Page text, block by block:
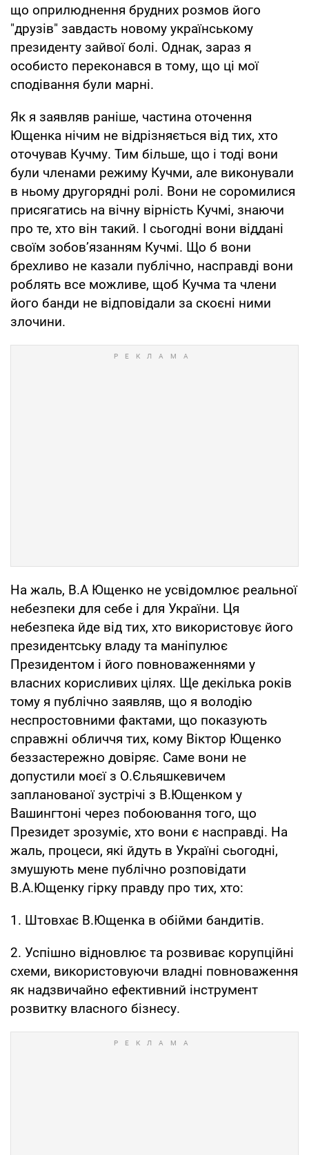
що оприлюднення брудних розмов його
"друзів" завдасть новому українському
президенту зайвої болі. Однак, зараз я
особисто переконався в тому, що ці мої
сподівання були марні.
Як я заявляв раніше, частина оточення
Ющенка нічим не відрізняється від тих, хто
оточував Кучму. Тим більше, що і тоді вони
були членами режиму Кучми, але виконували
в ньому другорядні ролі. Вони не соромилися
присягатись на вічну вірність Кучмі, знаючи
про те, хто він такий. І сьогодні вони віддані
своїм зобов’язанням Кучмі. Що б вони
брехливо не казали публічно, насправді вони
роблять все можливе, щоб Кучма та члени
його банди не відповідали за скоєні ними
злочини.
На жаль, В.А Ющенко не усвідомлює реальної
небезпеки для себе і для України. Ця
небезпека йде від тих, хто використовує його
президентську владу та маніпулює
Президентом і його повноваженнями у
власних корисливих цілях. Ще декілька років
тому я публічно заявляв, що я володію
неспростовними фактами, що показують
справжні обличчя тих, кому Віктор Ющенко
беззастережно довіряє. Саме вони не
допустили моєї з О.Єльяшкевичем
запланованої зустрічі з В.Ющенком у
Вашингтоні через побоювання того, що
Президет зрозуміє, хто вони є насправді. На
жаль, процеси, які йдуть в Україні сьогодні,
змушують мене публічно розповідати
В.А.Ющенку гірку правду про тих, хто:
1. Штовхає В.Ющенка в обійми бандитів.
2. Успішно відновлює та розвиває корупційні
схеми, використовуючи владні повноваження
як надзвичайно ефективний інструмент
розвитку власного бізнесу.